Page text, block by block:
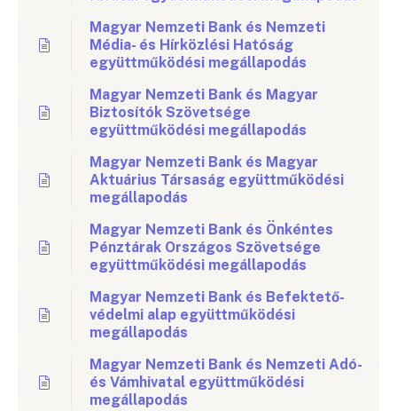
Magyar Nemzeti Bank és Nemzeti
Média- és Hírközlési Hatóság
együttműködési megállapodás
Magyar Nemzeti Bank és Magyar
Biztosítók Szövetsége
együttműködési megállapodás
Magyar Nemzeti Bank és Magyar
Aktuárius Társaság együttműködési
megállapodás
Magyar Nemzeti Bank és Önkéntes
Pénztárak Országos Szövetsége
együttműködési megállapodás
Magyar Nemzeti Bank és Befektető-
védelmi alap együttműködési
megállapodás
Magyar Nemzeti Bank és Nemzeti Adó-
és Vámhivatal együttműködési
megállapodás